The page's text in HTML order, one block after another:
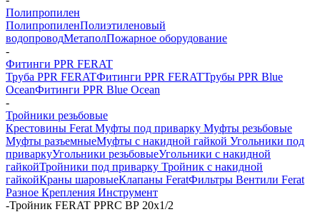
Полипропилен
ПолипропиленПолиэтиленовый
водопроводМетаполПожарное оборудование
-
Фитинги PPR FERAT
Труба PPR FERATФитинги PPR FERATТрубы PPR Blue
OceanФитинги PPR Blue Ocean
-
Тройники резьбовые
Крестовины Ferat Муфты под приварку Муфты резьбовые
Муфты разъемныеМуфты с накидной гайкой Угольники под
приваркуУгольники резьбовыеУгольники с накидной
гайкойТройники под приварку Тройник с накидной
гайкойКраны шаровыеКлапаны FeratФильтры Вентили Ferat
Разное Крепления Инструмент
-Тройник FERAT PPRC BР 20х1/2